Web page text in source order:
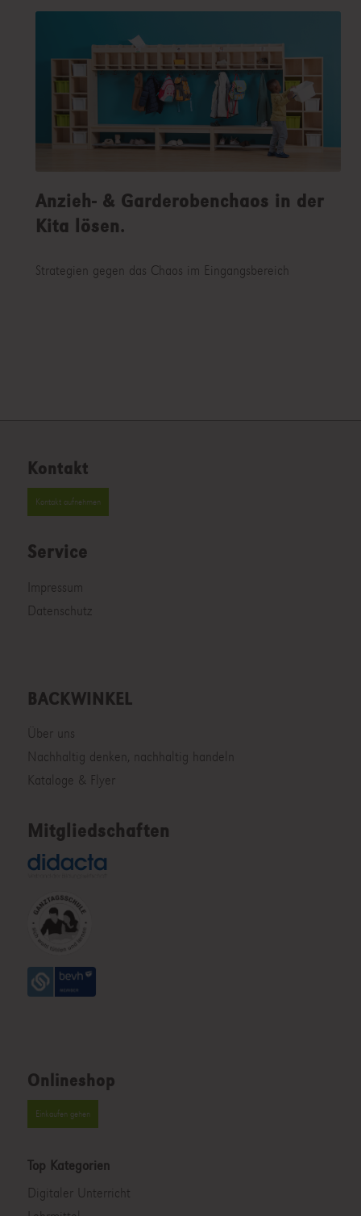
Anzieh- & Garderobenchaos in der
Kita lösen.
Strategien gegen das Chaos im Eingangsbereich
Kontakt
Kontakt aufnehmen
Service
Impressum
Datenschutz
BACKWINKEL
Über uns
Nachhaltig denken, nachhaltig handeln
Kataloge & Flyer
Mitgliedschaften
Onlineshop
Einkaufen gehen
Top Kategorien
Digitaler Unterricht